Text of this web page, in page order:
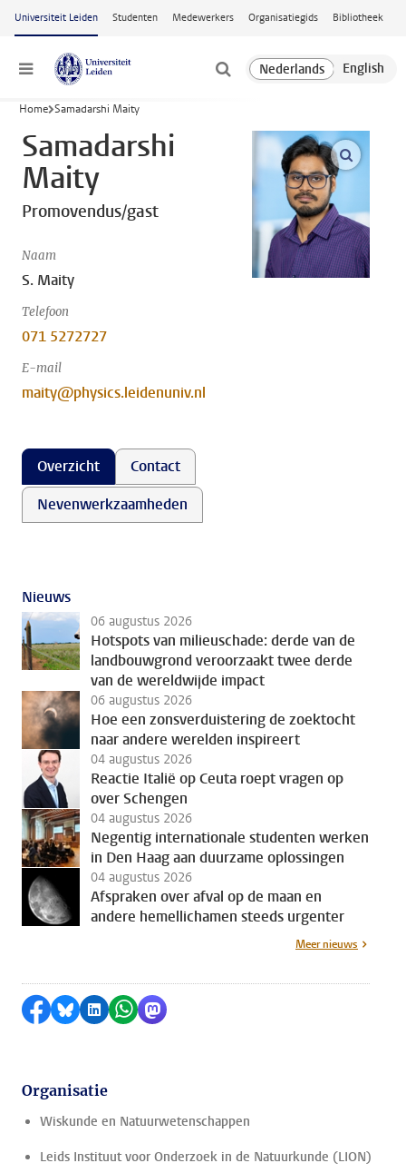
Ga naar hoofdinhoud
Universiteit Leiden Studenten Medewerkers Organisatiegids Bibliotheek
Menu
Home Samadarshi Maity
Samadarshi
Maity
Promovendus/gast
Naam
S. Maity
Telefoon
071 5272727
E-mail
maity@physics.leidenuniv.nl
open
Overzicht
Contact
Nevenwerkzaamheden
Nieuws
06 augustus 2026
Hotspots van milieuschade: derde van de
landbouwgrond veroorzaakt twee derde
van de wereldwijde impact
06 augustus 2026
Hoe een zonsverduistering de zoektocht
naar andere werelden inspireert
04 augustus 2026
Reactie Italië op Ceuta roept vragen op
over Schengen
04 augustus 2026
Negentig internationale studenten werken
in Den Haag aan duurzame oplossingen
04 augustus 2026
Afspraken over afval op de maan en
andere hemellichamen steeds urgenter
Meer nieuws
Delen op Facebook
Delen via Bluesky
Delen op LinkedIn
Delen via WhatsApp
Delen via Mastodon
Organisatie
Wiskunde en Natuurwetenschappen
Leids Instituut voor Onderzoek in de Natuurkunde (LION)